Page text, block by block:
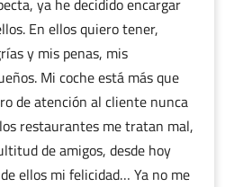
ya he decidido encargar
En ellos quiero tener,
y mis penas, mis
Mi coche está más que
de atención al cliente nunca
restaurantes me tratan mal,
de amigos, desde hoy
ellos mi felicidad… Ya no me